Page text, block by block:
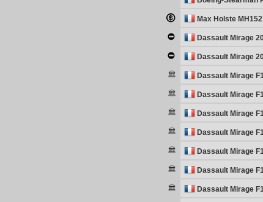
Max Holste
Dassault Mirage
Dassault Mirage
Dassault Mirage
Dassault Mirage
Dassault Mirage
Dassault Mirage
Dassault Mirage
Dassault Mirage
Dassault Mirage